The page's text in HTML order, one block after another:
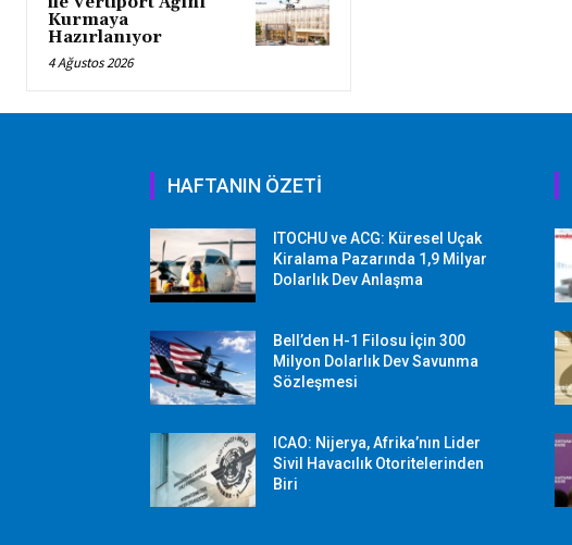
Kurmaya
Hazırlanıyor
4 Ağustos 2026
HAFTANIN ÖZETİ
ITOCHU ve ACG: Küresel Uçak
Kiralama Pazarında 1,9 Milyar
Dolarlık Dev Anlaşma
Bell’den H-1 Filosu İçin 300
Milyon Dolarlık Dev Savunma
Sözleşmesi
ICAO: Nijerya, Afrika’nın Lider
Sivil Havacılık Otoritelerinden
Biri